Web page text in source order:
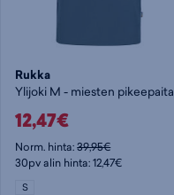
Rukka
Ylijoki M - miesten pikeepaita
12,47€
Norm. hinta:39,95€
30pv alin hinta: 12,47€
S